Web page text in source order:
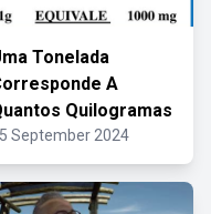
Tonelada
A
Quilogramas
September 2024